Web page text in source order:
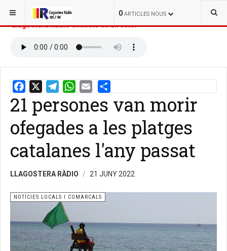
0 ARTICLES NOUS
ESTÀS AQUÍ: INICI
Llagostera Ràdio emissió en directe:
21 persones van morir
ofegades a les platges
catalanes l'any passat
LLAGOSTERA RÀDIO 21 JUNY 2022
NOTÍCIES LOCALS I COMARCALS